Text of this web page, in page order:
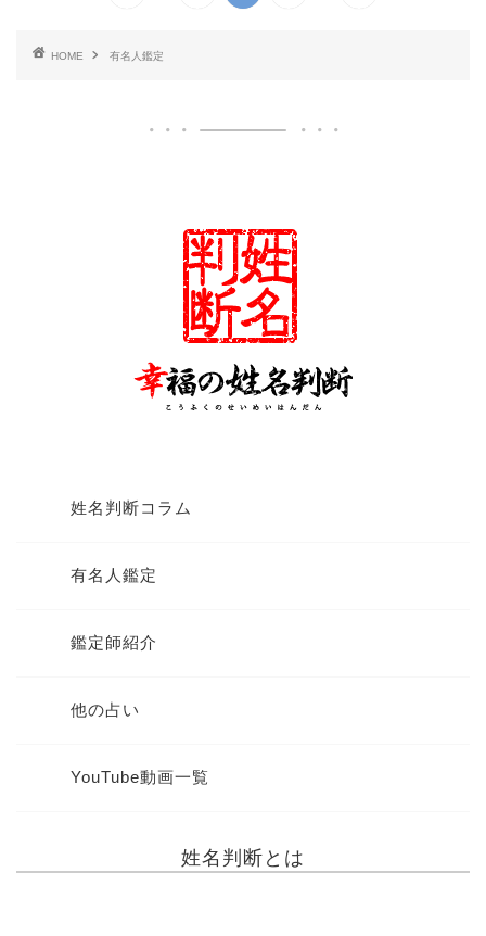
HOME 有名人鑑定
姓名判断コラム
有名人鑑定
鑑定師紹介
他の占い
YouTube動画一覧
姓名判断とは